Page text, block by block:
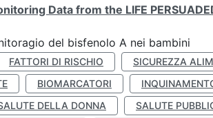
Data from the LIFE
del bisfenolo A nei bambini
FATTORI DI RISCHIO
SICUREZZA
BIOMARCATORI
DELLA DONNA SALUTE